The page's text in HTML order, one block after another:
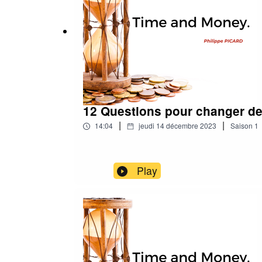
12 Questions pour changer
14:04 | jeudi 14 décembre 2023 | Saison 1
Play